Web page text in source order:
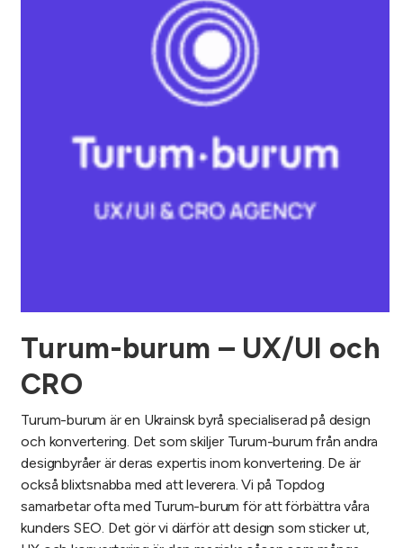
Turum-burum – UX/UI och
CRO
Turum-burum är en Ukrainsk byrå specialiserad på design
och konvertering. Det som skiljer Turum-burum från andra
designbyråer är deras expertis inom konvertering. De är
också blixtsnabba med att leverera. Vi på Topdog
samarbetar ofta med Turum-burum för att förbättra våra
kunders SEO. Det gör vi därför att design som sticker ut,